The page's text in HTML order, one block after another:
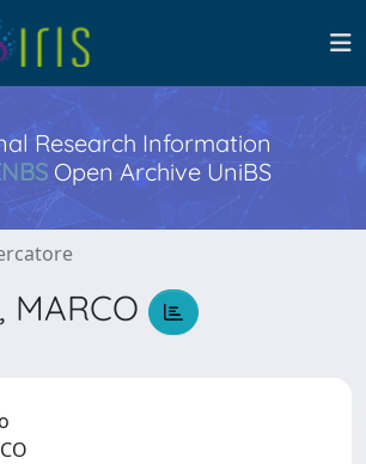
Research Information
Open Archive UniBS
MARCO